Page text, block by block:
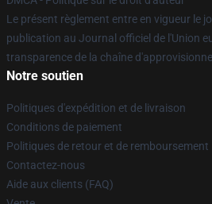
Le présent règlement entre en vigueur le
publication au Journal officiel de l'Union
transparence de la chaîne
Notre soutien
Politiques d'expédition et de livraison
Conditions de paiement
Politiques de retour et de remboursement
Contactez-nous
Aide aux clients (FAQ)